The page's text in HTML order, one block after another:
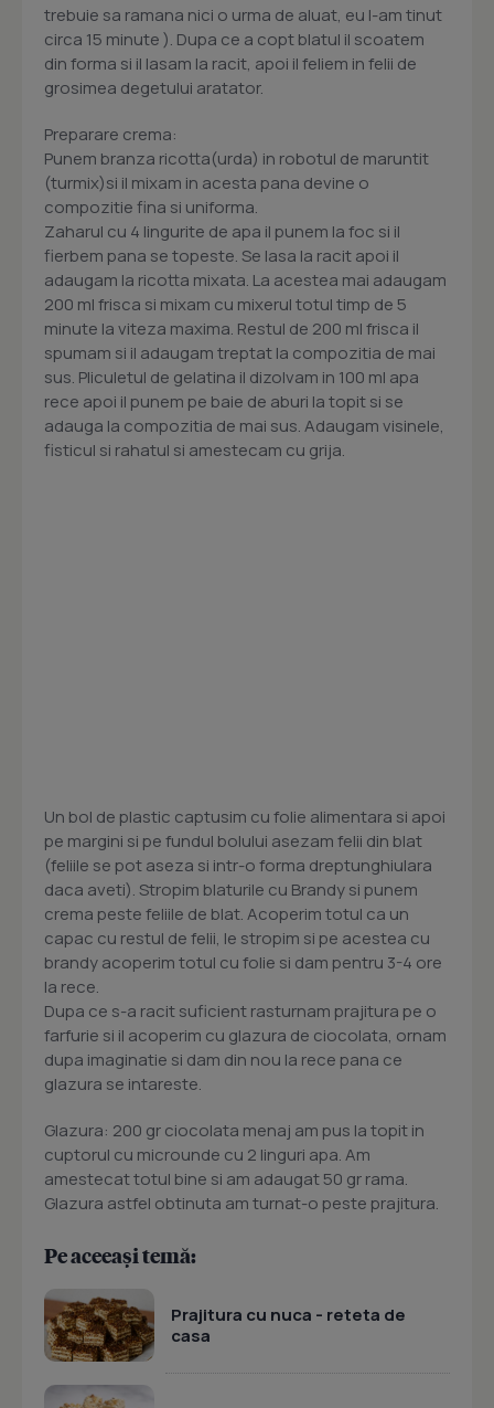
trebuie sa ramana nici o urma de aluat, eu l-am tinut
circa 15 minute ). Dupa ce a copt blatul il scoatem
din forma si il lasam la racit, apoi il feliem in felii de
grosimea degetului aratator.
Preparare crema:
Punem branza ricotta(urda) in robotul de maruntit
(turmix)si il mixam in acesta pana devine o
compozitie fina si uniforma.
Zaharul cu 4 lingurite de apa il punem la foc si il
fierbem pana se topeste. Se lasa la racit apoi il
adaugam la ricotta mixata. La acestea mai adaugam
200 ml frisca si mixam cu mixerul totul timp de 5
minute la viteza maxima. Restul de 200 ml frisca il
spumam si il adaugam treptat la compozitia de mai
sus. Pliculetul de gelatina il dizolvam in 100 ml apa
rece apoi il punem pe baie de aburi la topit si se
adauga la compozitia de mai sus. Adaugam visinele,
fisticul si rahatul si amestecam cu grija.
Un bol de plastic captusim cu folie alimentara si apoi
pe margini si pe fundul bolului asezam felii din blat
(feliile se pot aseza si intr-o forma dreptunghiulara
daca aveti). Stropim blaturile cu Brandy si punem
crema peste feliile de blat. Acoperim totul ca un
capac cu restul de felii, le stropim si pe acestea cu
brandy acoperim totul cu folie si dam pentru 3-4 ore
la rece.
Dupa ce s-a racit suficient rasturnam prajitura pe o
farfurie si il acoperim cu glazura de ciocolata, ornam
dupa imaginatie si dam din nou la rece pana ce
glazura se intareste.
Glazura: 200 gr ciocolata menaj am pus la topit in
cuptorul cu microunde cu 2 linguri apa. Am
amestecat totul bine si am adaugat 50 gr rama.
Glazura astfel obtinuta am turnat-o peste prajitura.
Pe aceeași temă:
Prajitura cu nuca - reteta de
casa